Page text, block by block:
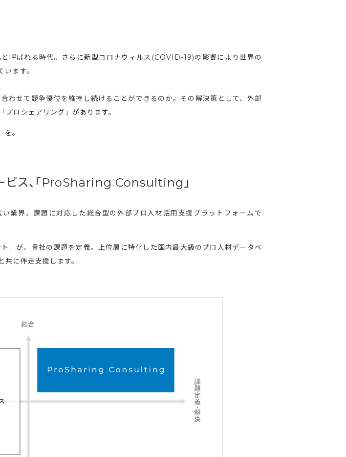
呼ばれる時代。さらに新型コロナウィルス(COVID-19)の影響により世界の
ます。
わせて競争優位を維持し続けることができるのか。その解決策として、外部
ロシェアリング」があります。
。
ビス、「ProSharing Consulting」
界、課題に対応した総合型の外部プロ人材活用支援プラットフォームで
」が、貴社の課題を定義。上位層に特化した国内最大級のプロ人材データベ
に伴走支援します。